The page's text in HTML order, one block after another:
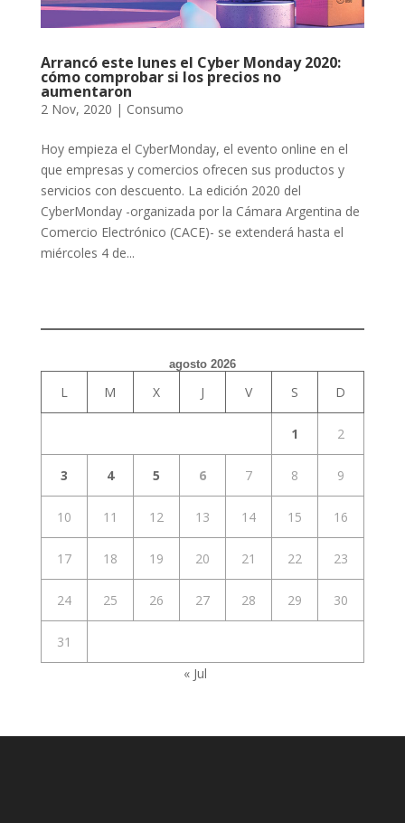
Arrancó este lunes el Cyber Monday 2020:
cómo comprobar si los precios no
aumentaron
2 Nov, 2020 | Consumo
Hoy empieza el CyberMonday, el evento online en el
que empresas y comercios ofrecen sus productos y
servicios con descuento. La edición 2020 del
CyberMonday -organizada por la Cámara Argentina de
Comercio Electrónico (CACE)- se extenderá hasta el
miércoles 4 de...
agosto 2026
L M X J V S D
1 2
3 4 5 6 7 8 9
10 11 12 13 14 15 16
17 18 19 20 21 22 23
24 25 26 27 28 29 30
31
« Jul